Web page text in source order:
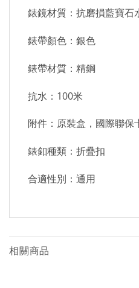
錶鏡材質：抗磨損藍寶石
錶帶顏色：銀色
錶帶材質：精鋼
抗水：100米
附件：原裝盒，國際聯保
錶釦種類：折疊扣
合適性別：通用
相關商品